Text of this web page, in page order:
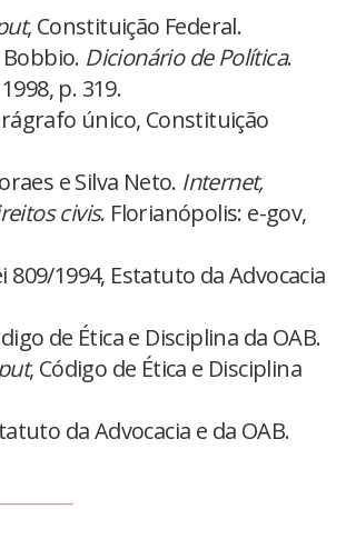
, Constituição Federal.
Dicionário de Política.
p. 319.
único, Constituição
e Silva Neto. Internet,
civis. Florianópolis: e-gov,
809/1994, Estatuto da Advocacia
de Ética e Disciplina da OAB.
, Código de Ética e Disciplina
da Advocacia e da OAB.